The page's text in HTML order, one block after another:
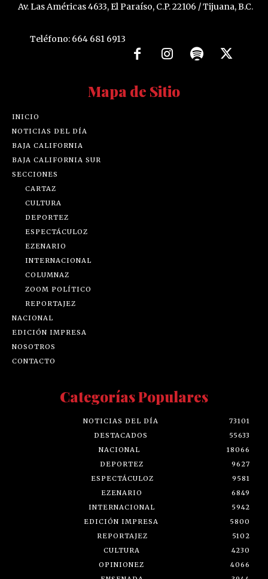
Av. Las Américas 4633, El Paraíso, C.P. 22106 / Tijuana, B.C.
Teléfono: 664 681 6913
Mapa de Sitio
INICIO
NOTICIAS DEL DÍA
BAJA CALIFORNIA
BAJA CALIFORNIA SUR
SECCIONES
CARTAZ
CULTURA
DEPORTEZ
ESPECTÁCULOZ
EZENARIO
INTERNACIONAL
COLUMNAZ
ZOOM POLÍTICO
REPORTAJEZ
NACIONAL
EDICIÓN IMPRESA
NOSOTROS
CONTACTO
Categorías Populares
NOTICIAS DEL DÍA
73101
DESTACADOS
55633
NACIONAL
18066
DEPORTEZ
9627
ESPECTÁCULOZ
9581
EZENARIO
6849
INTERNACIONAL
5942
EDICIÓN IMPRESA
5800
REPORTAJEZ
5102
CULTURA
4230
OPINIONEZ
4066